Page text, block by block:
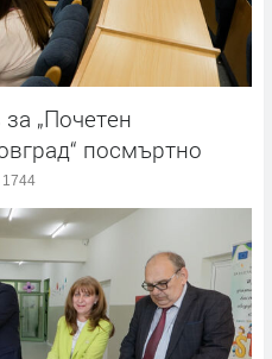
„Почетен
посмъртно
1744